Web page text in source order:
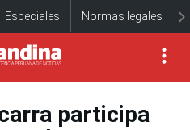
Especiales Normas legales
participa